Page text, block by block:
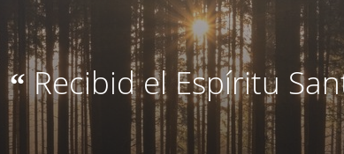
“ Recibid el Espíritu